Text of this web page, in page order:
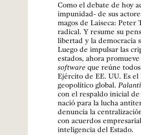
Como el debate de hoy
impunidad- de sus
magos de Laiseca:
radical. Y resume su
libertad y la democracia
Luego de impulsar las
estados, ahora
software que reúne
Ejército de EE. UU. Es
geopolítico global.
con el respaldo inicial
nació para la lucha
denuncia la
con acuerdos
inteligencia del Estado.